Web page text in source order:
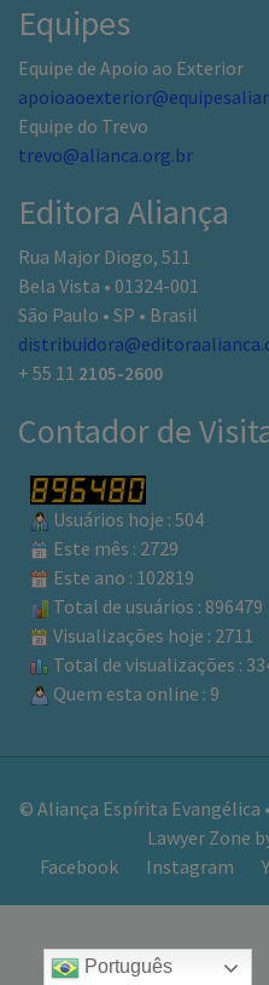
Equipes
Equipe de Apoio ao Exterior
Equipe do Trevo
trevo@alianca.org.br
Editora Aliança
Rua Major Diogo, 511
Bela Vista • 01324-001
São Paulo • SP • Brasil
+ 55 11 2105-2600
Contador de
Usuários hoje : 504
Este mês : 2729
Este ano : 102819
Total de usuários : 896479
Visualizações hoje : 2711
Total de visualizações :
Quem esta online : 9
© Aliança Espírita Evangélica
Lawyer Zone
Facebook
Instagram
Português